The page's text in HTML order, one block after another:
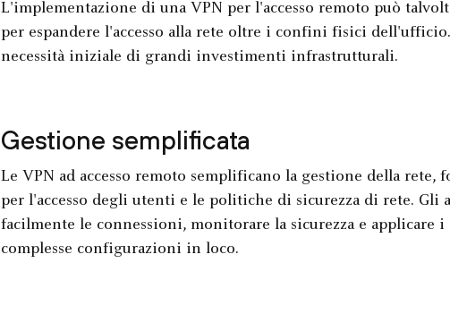
L'implementazione di una VPN per l'accesso remoto può
per espandere l'accesso alla rete oltre i confini fisici
necessità iniziale di grandi investimenti infrastrutturali.
Gestione semplificata
Le VPN ad accesso remoto semplificano la gestione della
per l'accesso degli utenti e le politiche di sicurezza di rete. Gli
facilmente le connessioni, monitorare la sicurezza e applicare
complesse configurazioni in loco.